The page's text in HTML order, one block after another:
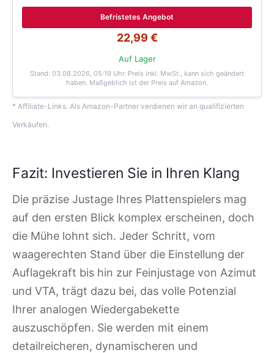
Befristetes Angebot
22,99 €
Auf Lager
Stand: 03.08.2026, 05:19 Uhr. Preis inkl. MwSt., kann sich geändert
haben. Maßgeblich ist der Preis auf Amazon.
* Affiliate-Links. Als Amazon-Partner verdienen wir an qualifizierten
Verkäufen.
Fazit: Investieren Sie in Ihren Klang
Die präzise Justage Ihres Plattenspielers mag
auf den ersten Blick komplex erscheinen, doch
die Mühe lohnt sich. Jeder Schritt, vom
waagerechten Stand über die Einstellung der
Auflagekraft bis hin zur Feinjustage von Azimut
und VTA, trägt dazu bei, das volle Potenzial
Ihrer analogen Wiedergabekette
auszuschöpfen. Sie werden mit einem
detailreicheren, dynamischeren und